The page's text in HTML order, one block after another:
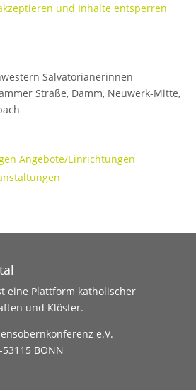
und Inhalte entsperren
Salvatorianerinnen
Straße, Damm, Neuwerk-Mitte,
Angebote/Einrichtungen
eine Plattform katholischer
und Klöster.
e.V.
BONN